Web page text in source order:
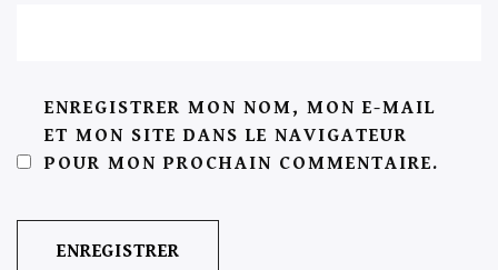
ENREGISTRER MON NOM, MON E-MAIL
ET MON SITE DANS LE NAVIGATEUR
POUR MON PROCHAIN COMMENTAIRE.